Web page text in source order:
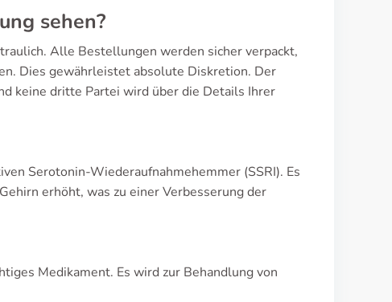
sehen?
Alle Bestellungen werden sicher verpackt,
Dies gewährleistet absolute Diskretion. Der
keine dritte Partei wird über die Details Ihrer
Serotonin-Wiederaufnahmehemmer (SSRI). Es
erhöht, was zu einer Verbesserung der
Medikament. Es wird zur Behandlung von